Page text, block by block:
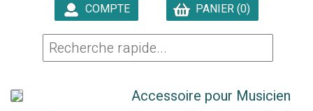
COMPTE
PANIER (0)
Accessoire pour Musicien